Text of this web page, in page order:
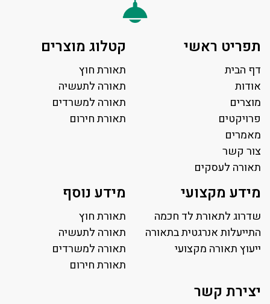
תפריט ראשי
דף הבית
אודות
מוצרים
פרויקטים
מאמרים
צור קשר
תאורה לעסקים
פאנל לד
פרופיל תאורה
תאורה לאולמות ספורט
תאורה למגרשי טניס
קטלוג מוצרים
תאורת חוץ
תאורה לתעשיה
תאורה למשרדים
תאורת חירום
מידע מקצועי
שדרוג לתאורת לד חכמה
התייעלות אנרגטית בתאורה
ייעוץ תאורה מקצועי
מידע נוסף
תאורת חוץ
תאורה לתעשיה
תאורה למשרדים
תאורת חירום
יצירת קשר